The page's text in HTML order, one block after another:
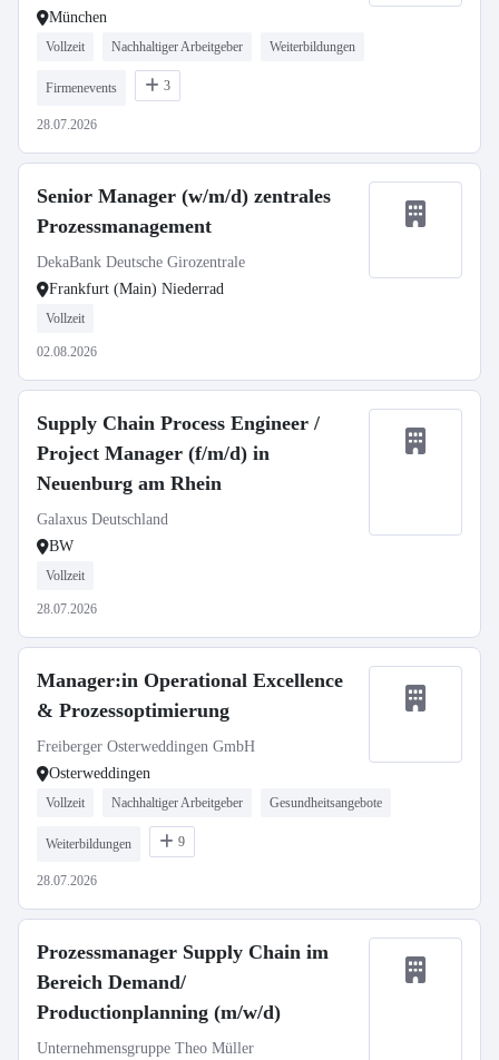
München
Vollzeit Nachhaltiger Arbeitgeber Weiterbildungen
Firmenevents 3
28.07.2026
Senior Manager (w/m/d) zentrales
Prozessmanagement
DekaBank Deutsche Girozentrale
Frankfurt (Main) Niederrad
Vollzeit
02.08.2026
Supply Chain Process Engineer /
Project Manager (f/m/d) in
Neuenburg am Rhein
Galaxus Deutschland
BW
Vollzeit
28.07.2026
Manager:in Operational Excellence
& Prozessoptimierung
Freiberger Osterweddingen GmbH
Osterweddingen
Vollzeit Nachhaltiger Arbeitgeber Gesundheitsangebote
Weiterbildungen 9
28.07.2026
Prozessmanager Supply Chain im
Bereich Demand/
Productionplanning (m/w/d)
Unternehmensgruppe Theo Müller